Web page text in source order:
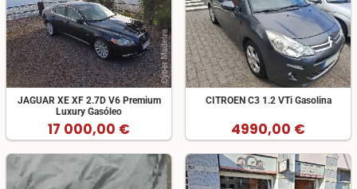
JAGUAR XE XF 2.7D V6 Premium
Luxury Gasóleo
17 000,00 €
CITROEN C3 1.2 VTi Gasolina
4990,00 €